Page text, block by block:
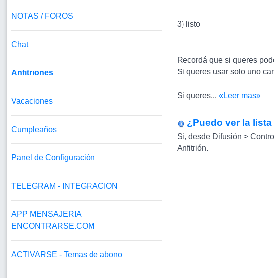
NOTAS / FOROS
Chat
Anfitriones
Vacaciones
Cumpleaños
Panel de Configuración
TELEGRAM - INTEGRACION
APP MENSAJERIA
ENCONTRARSE.COM
ACTIVARSE - Temas de abono
3) listo
Recordá que si queres
Si queres usar solo uno
Si queres... «Leer mas»
¿Puedo ver la
Si, desde Difusión >
Anfitrión.